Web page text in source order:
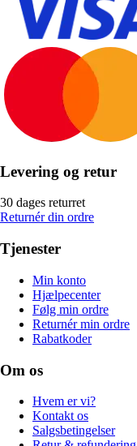
Levering og retur
30 dages returret
Returnér din ordre
Tjenester
Min konto
Hjælpecenter
Følg min ordre
Returnér min ordre
Rabatkoder
Om os
Hvem er vi?
Kontakt os
Salgsbetingelser